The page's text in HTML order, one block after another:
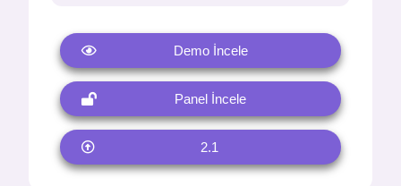
Demo İncele
Panel İncele
2.1